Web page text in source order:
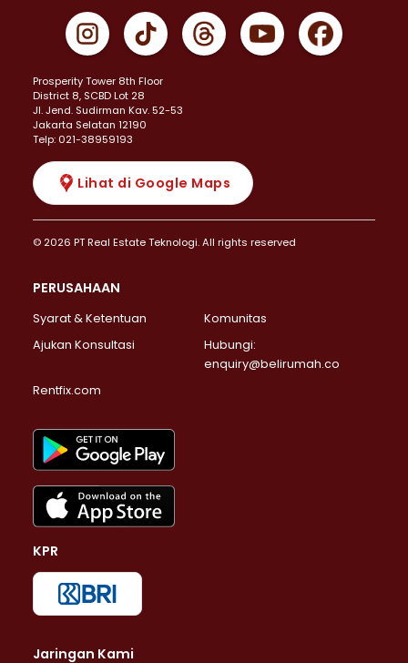
Prosperity Tower 8th Floor
District 8, SCBD Lot 28
JI. Jend. Sudirman Kav. 52-53
Jakarta Selatan 12190
Telp: 021-38959193
Lihat di Google Maps
© 2026 PT Real Estate Teknologi. All rights reserved
PERUSAHAAN
Syarat & Ketentuan
Komunitas
Ajukan Konsultasi
Hubungi:
enquiry@belirumah.co
Rentfix.com
KPR
Jaringan Kami